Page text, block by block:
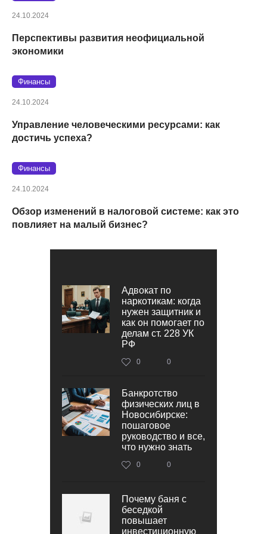
24.10.2024
Перспективы развития неофициальной
экономики
Финансы
24.10.2024
Управление человеческими ресурсами: как
достичь успеха?
Финансы
24.10.2024
Обзор изменений в налоговой системе: как это
повлияет на малый бизнес?
Адвокат по
наркотикам: когда
нужен защитник и
как он помогает по
делам ст. 228 УК
РФ
0 0
Банкротство
физических лиц в
Новосибирске:
пошаговое
руководство и все,
что нужно знать
0 0
Почему баня с
беседкой
повышает
инвестиционную